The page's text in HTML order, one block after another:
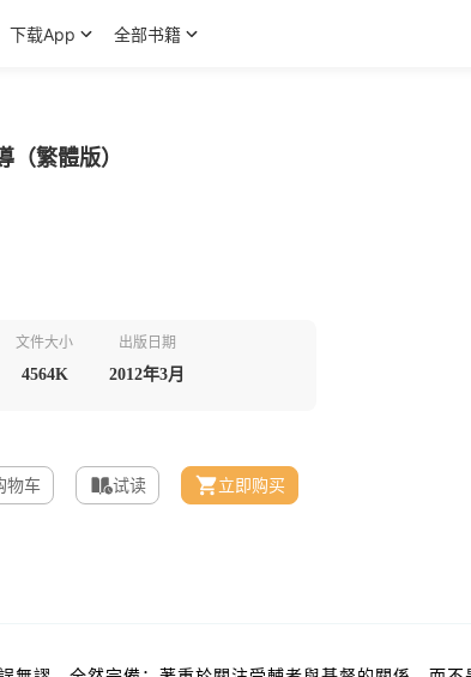
下载App 全部书籍
繁體版）
文件大小
4564K
出版日期
2012年3月
物车 试读 立即购买